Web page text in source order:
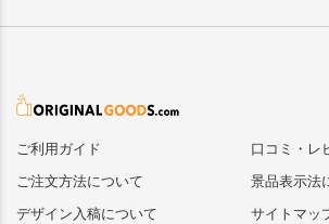
ご利用ガイド
ご注文方法について
デザイン入稿について
口コミ・レ
景品表示法
サイトマッ